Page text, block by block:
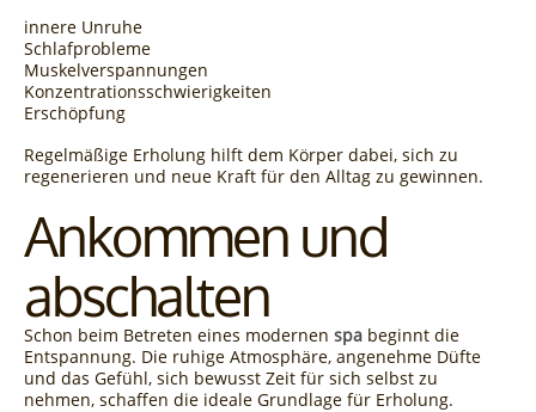
innere Unruhe
Schlafprobleme
Muskelverspannungen
Konzentrationsschwierigkeiten
Erschöpfung
Regelmäßige Erholung hilft dem Körper dabei, sich zu
regenerieren und neue Kraft für den Alltag zu gewinnen.
Ankommen und
abschalten
Schon beim Betreten eines modernen spa beginnt die
Entspannung. Die ruhige Atmosphäre, angenehme Düfte
und das Gefühl, sich bewusst Zeit für sich selbst zu
nehmen, schaffen die ideale Grundlage für Erholung.